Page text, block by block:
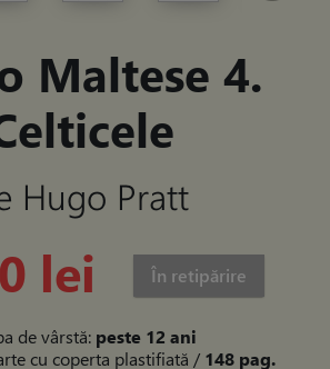
Maltese 4.
Hugo Pratt
lei În retipărire
de vârstă: peste 12 ani
cu coperta plastifiată / 148 pag.